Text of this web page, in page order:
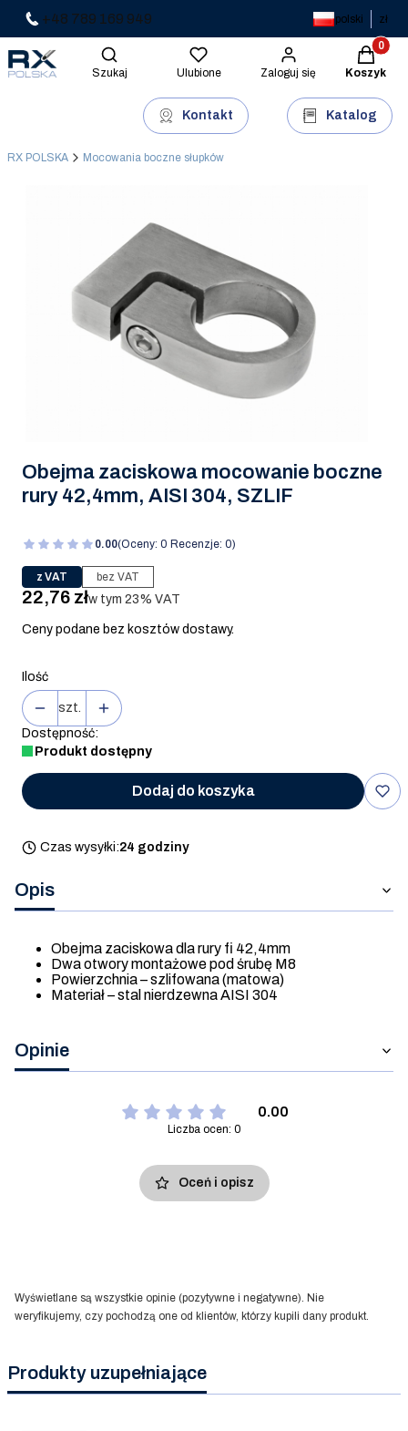
+48 789 169 949 polski zł
Otwórz wyszukiwarkę
Szukaj Ulubione Zaloguj się Koszyk
Kontakt Katalog
RX POLSKA Mocowania boczne słupków
Obejma zaciskowa mocowanie boczne
rury 42,4mm, AISI 304, SZLIF
0.00(Oceny: 0 Recenzje: 0)
z VAT bez VAT
Cena
22,76 złw tym 23% VAT
w tym 23% VAT
Ceny podane bez kosztów dostawy.
Ilość
szt.
Dostępność:
Produkt dostępny
Dodaj do koszyka
Czas wysyłki:24 godziny
Opis
Obejma zaciskowa dla rury fi 42,4mm
Dwa otwory montażowe pod śrubę M8
Powierzchnia – szlifowana (matowa)
Materiał – stal nierdzewna AISI 304
Opinie
0.00
Liczba ocen: 0
Oceń i opisz
Wyświetlane są wszystkie opinie (pozytywne i negatywne). Nie
weryfikujemy, czy pochodzą one od klientów, którzy kupili dany produkt.
Produkty uzupełniające